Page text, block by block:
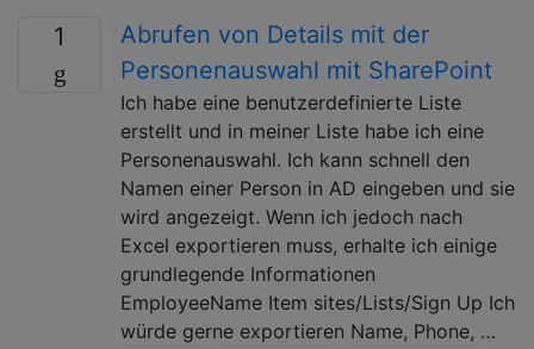
1
Abrufen von Details mit der
Personenauswahl mit SharePoint
Ich habe eine benutzerdefinierte Liste
erstellt und in meiner Liste habe ich eine
Personenauswahl. Ich kann schnell den
Namen einer Person in AD eingeben und sie
wird angezeigt. Wenn ich jedoch nach
Excel exportieren muss, erhalte ich einige
grundlegende Informationen
EmployeeName Item sites/Lists/Sign Up Ich
würde gerne exportieren Name, Phone, …